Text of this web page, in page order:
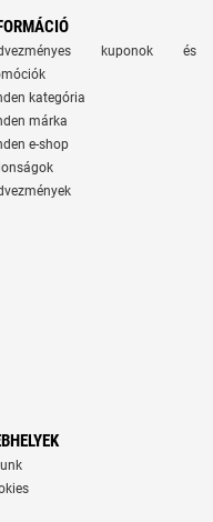
kuponok és
kategória
márka
e-shop